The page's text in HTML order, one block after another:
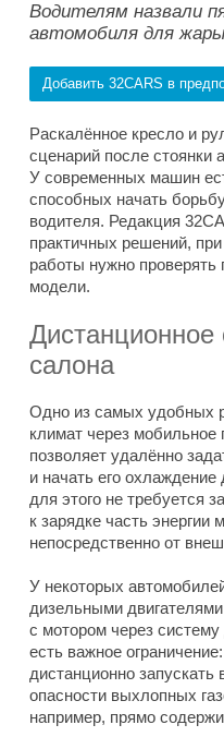
Водителям назвали
автомобиля для жары
Добавить 32CARS в
Раскалённое кресло и
сценарий после стоянки
У современных машин
способных начать
водителя. Редакция
практичных решений,
работы нужно проверять
модели.
салона
Одно из самых удобных
климат через
позволяет удалённо
и начать его
для этого не требуется
к зарядке часть энергии
непосредственно от
У некоторых
дизельными
с мотором через
есть важное
дистанционно запускать
опасности выхлопных
например, прямо